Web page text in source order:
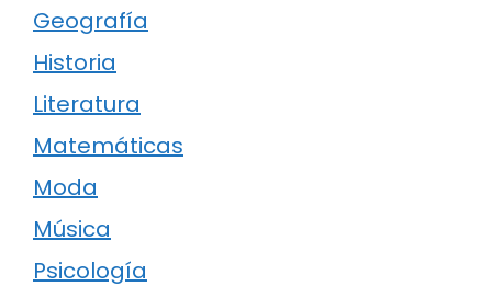
Geografía
Historia
Literatura
Matemáticas
Moda
Música
Psicología